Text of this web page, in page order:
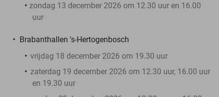
zondag 13 december 2026 om 12.30 uur en 16.00
uur
Brabanthallen 's-Hertogenbosch
vrijdag 18 december 2026 om 19.30 uur
zaterdag 19 december 2026 om 12.30 uur, 16.00 uur
en 19.30 uur